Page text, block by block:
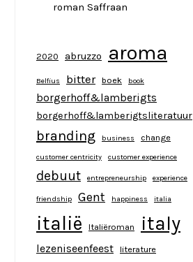
roman Saffraan
2020 abruzzo aroma
Belfius bitter boek book
borgerhoff&lamberigts
borgerhoff&lamberigtsliteratuur
branding business change
customer centricity customer experience
debuut entrepreneurship experience
friendship Gent happiness italia
italië Italiëroman italy
lezeniseenfeest literature